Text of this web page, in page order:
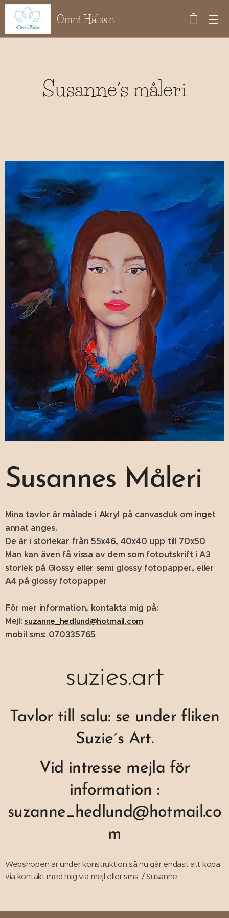
Omni Hälsan
Susanne´s måleri
Susannes Måleri
Mina tavlor är målade i Akryl på canvasduk om inget
annat anges.
De är i storlekar från 55x46, 40x40 upp till 70x50
Man kan även få vissa av dem som fotoutskrift i A3
storlek på Glossy eller semi glossy fotopapper, eller
A4 på glossy fotopapper
För mer information, kontakta mig på:
Mejl: suzanne_hedlund@hotmail.com
mobil sms: 070335765
suzies.art
Tavlor till salu: se under fliken
Suzie´s Art.
Vid intresse mejla för
information :
suzanne_hedlund@hotmail.co
m
Webshopen är under konstruktion så nu går endast att köpa
via kontakt med mig via mejl eller sms. / Susanne